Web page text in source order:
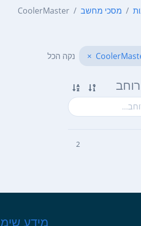
מסכי מחשב CoolerMaster
× נקה הכל
2
מידע